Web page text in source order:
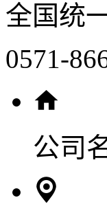
全国统
0571-
公司